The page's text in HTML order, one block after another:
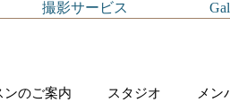
撮影サービス
ンのご案内 スタジオ メン